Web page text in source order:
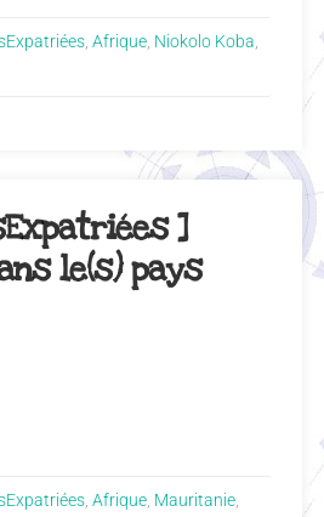
, Afrique, Niokolo Koba,
]
le(s) pays
, Afrique, Mauritanie,